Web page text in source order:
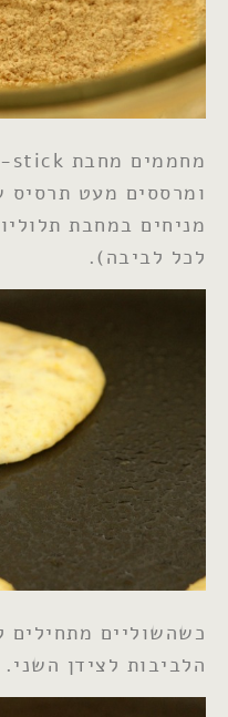
ומרססים מעט תרסיס
מניחים במחבת
לכל לביבה).
כשהשוליים מתחילים
הלביבות לצידן השני.